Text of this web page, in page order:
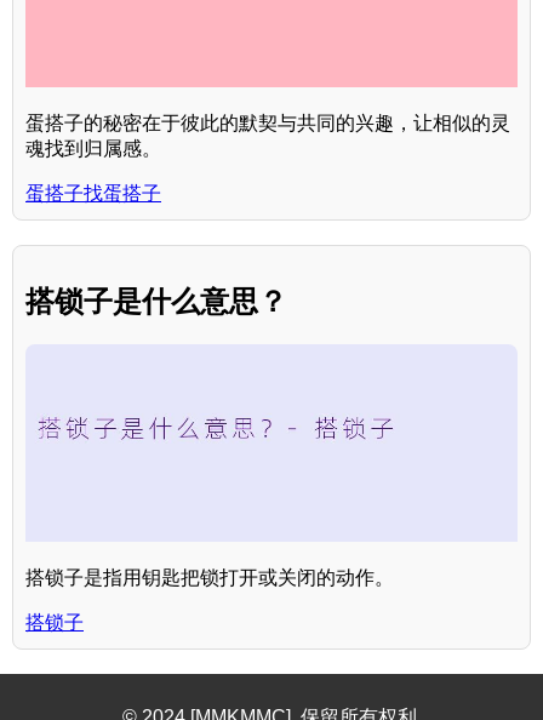
蛋搭子的秘密在于彼此的默契与共同的兴趣，让相似的灵
魂找到归属感。
蛋搭子找蛋搭子
搭锁子是什么意思？
搭锁子是指用钥匙把锁打开或关闭的动作。
搭锁子